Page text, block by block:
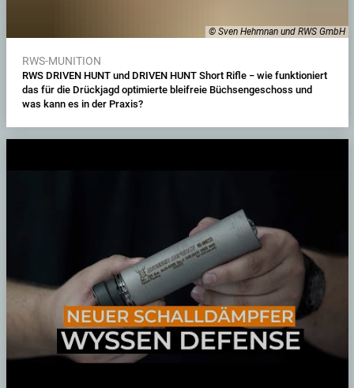
© Sven Hehmnan und RWS GmbH
RWS-MUNITION
RWS DRIVEN HUNT und DRIVEN HUNT Short Rifle − wie funktioniert
das für die Drückjagd optimierte bleifreie Büchsengeschoss und
was kann es in der Praxis?